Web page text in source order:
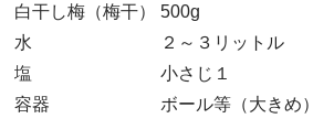
白干し梅（梅干）
500g
水
２～３リットル
塩
小さじ１
容器
ボール等（大きめ）